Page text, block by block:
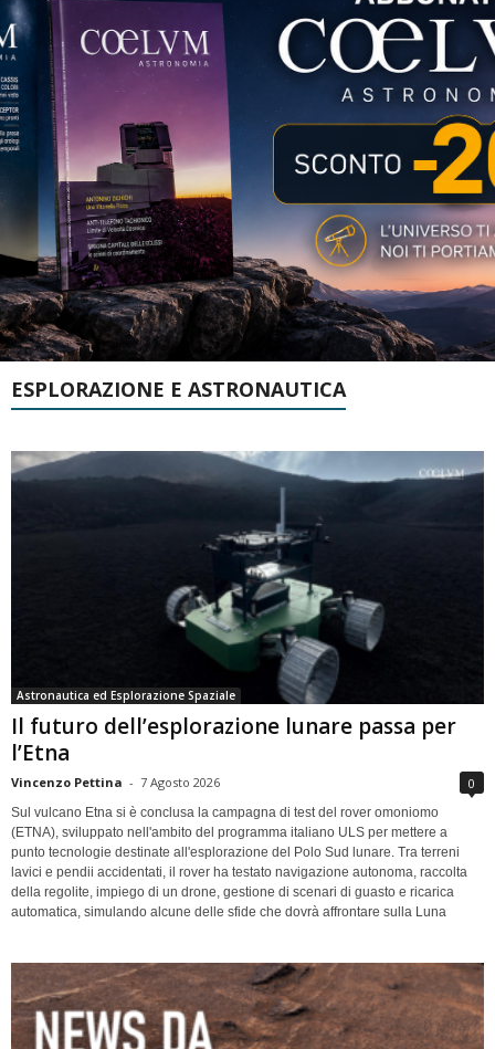
ESPLORAZIONE E ASTRONAUTICA
Astronautica ed Esplorazione Spaziale
Il futuro dell’esplorazione lunare passa per
l’Etna
Vincenzo Pettina - 7 Agosto 2026 0
Sul vulcano Etna si è conclusa la campagna di test del rover omoniomo
(ETNA), sviluppato nell'ambito del programma italiano ULS per mettere a
punto tecnologie destinate all'esplorazione del Polo Sud lunare. Tra terreni
lavici e pendii accidentati, il rover ha testato navigazione autonoma, raccolta
della regolite, impiego di un drone, gestione di scenari di guasto e ricarica
automatica, simulando alcune delle sfide che dovrà affrontare sulla Luna